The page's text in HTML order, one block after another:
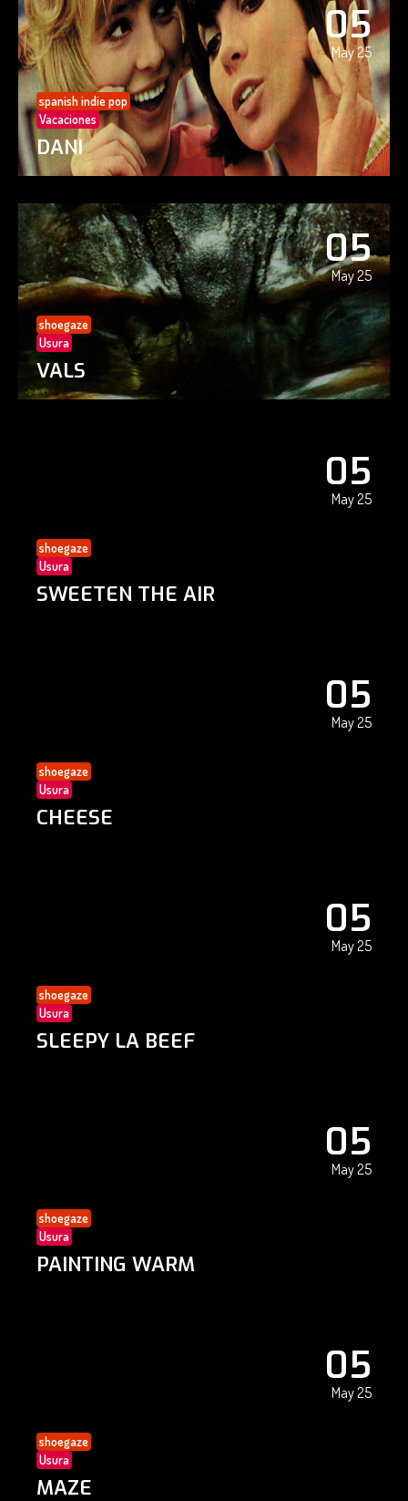
05
May 25
spanish indie pop
Vacaciones
DANI
05
May 25
shoegaze
Usura
VALS
05
May 25
shoegaze
Usura
SWEETEN THE AIR
05
May 25
shoegaze
Usura
CHEESE
05
May 25
shoegaze
Usura
SLEEPY LA BEEF
05
May 25
shoegaze
Usura
PAINTING WARM
05
May 25
shoegaze
Usura
MAZE